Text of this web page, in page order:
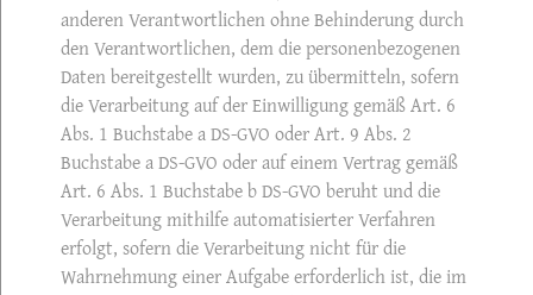
anderen Verantwortlichen ohne Behinderung durch
den Verantwortlichen, dem die personenbezogenen
Daten bereitgestellt wurden, zu übermitteln, sofern
die Verarbeitung auf der Einwilligung gemäß Art. 6
Abs. 1 Buchstabe a DS-GVO oder Art. 9 Abs. 2
Buchstabe a DS-GVO oder auf einem Vertrag gemäß
Art. 6 Abs. 1 Buchstabe b DS-GVO beruht und die
Verarbeitung mithilfe automatisierter Verfahren
erfolgt, sofern die Verarbeitung nicht für die
Wahrnehmung einer Aufgabe erforderlich ist, die im